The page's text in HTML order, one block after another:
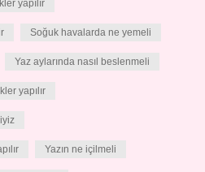
yapılır
Soğuk havalarda ne yemeli
Yaz aylarında nasıl beslenmeli
yapılır
Yazın ne içilmeli